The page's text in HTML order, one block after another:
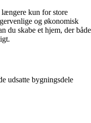
kun for store
og økonomisk
du skabe et hjem, der både
udsatte bygningsdele